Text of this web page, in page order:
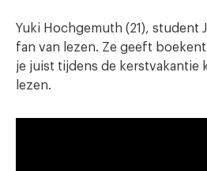
Yuki Hochgemuth (21), student
fan van lezen. Ze geeft
je juist tijdens de kerstvakantie
lezen.